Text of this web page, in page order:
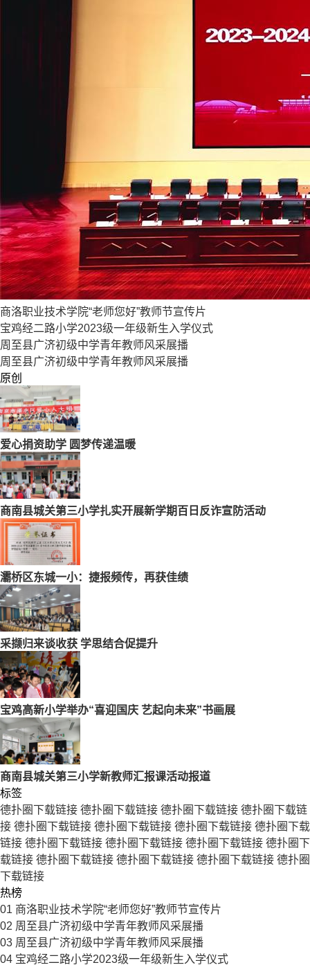
商洛职业技术学院“老师您好”教师节宣传片
宝鸡经二路小学2023级一年级新生入学仪式
周至县广济初级中学青年教师风采展播
周至县广济初级中学青年教师风采展播
原创
爱心捐资助学 圆梦传递温暖
商南县城关第三小学扎实开展新学期百日反诈宣防活动
灞桥区东城一小：捷报频传，再获佳绩
采撷归来谈收获 学思结合促提升
宝鸡高新小学举办“喜迎国庆 艺起向未来”书画展
商南县城关第三小学新教师汇报课活动报道
标签
德扑圈下载链接 德扑圈下载链接 德扑圈下载链接 德扑圈下载链
接 德扑圈下载链接 德扑圈下载链接 德扑圈下载链接 德扑圈下载
链接 德扑圈下载链接 德扑圈下载链接 德扑圈下载链接 德扑圈下
载链接 德扑圈下载链接 德扑圈下载链接 德扑圈下载链接 德扑圈
下载链接
热榜
01 商洛职业技术学院“老师您好”教师节宣传片
02 周至县广济初级中学青年教师风采展播
03 周至县广济初级中学青年教师风采展播
04 宝鸡经二路小学2023级一年级新生入学仪式